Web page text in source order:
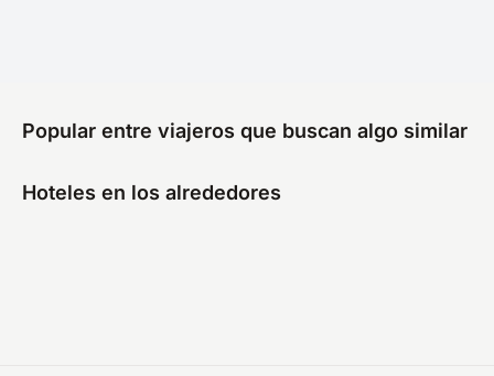
Popular entre viajeros que buscan algo similar
Hoteles en los alrededores